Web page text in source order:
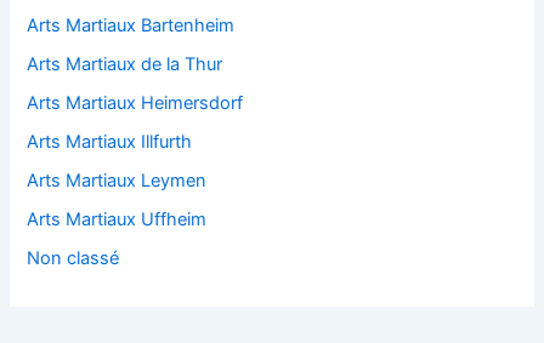
Arts Martiaux Bartenheim
Arts Martiaux de la Thur
Arts Martiaux Heimersdorf
Arts Martiaux Illfurth
Arts Martiaux Leymen
Arts Martiaux Uffheim
Non classé